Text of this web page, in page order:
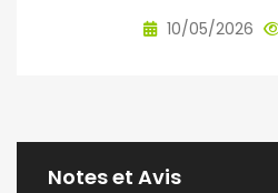
10/05/2026
Notes et Avis